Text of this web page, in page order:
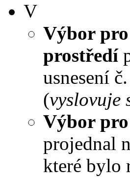
V
Výbor
prostředí
usnesení
(vyslovuje
Výbor pro
projednal
které bylo